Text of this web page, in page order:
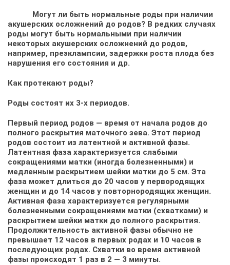
Могут ли быть нормальные роды при наличии
акушерских осложнений до родов? В редких случаях
роды могут быть нормальными при наличии
некоторых акушерских осложнений до родов,
например, преэклампсии, задержки роста плода без
нарушения его состояния и др.
Как протекают роды?
Роды состоят их 3-х периодов.
Первый период родов — время от начала родов до
полного раскрытия маточного зева. Этот период
родов состоит из латентной и активной фазы.
Латентная фаза характеризуется слабыми
сокращениями матки (иногда болезненными) и
медленным раскрытием шейки матки до 5 см. Эта
фаза может длиться до 20 часов у первородящих
женщин и до 14 часов у повторнородящих женщин.
Активная фаза характеризуется регулярными
болезненными сокращениями матки (схватками) и
раскрытием шейки матки до полного раскрытия.
Продолжительность активной фазы обычно не
превышает 12 часов в первых родах и 10 часов в
последующих родах. Схватки во время активной
фазы происходят 1 раз в 2 — 3 минуты.